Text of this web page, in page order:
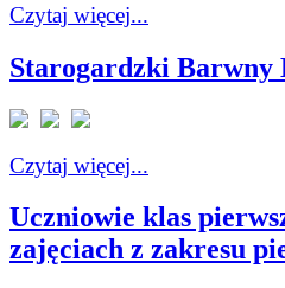
Czytaj więcej...
Starogardzki Barwny
Czytaj więcej...
Uczniowie klas
zajęciach z zakresu